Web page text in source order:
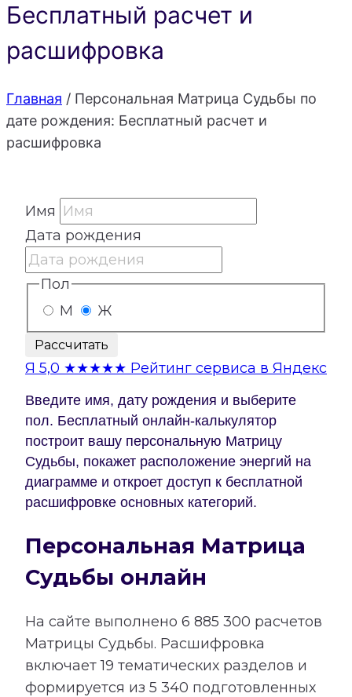
Бесплатный расчет и
расшифровка
Главная / Персональная Матрица Судьбы по
дате рождения: Бесплатный расчет и
расшифровка
Имя
Дата рождения
Пол
М
Ж
Рассчитать
Я 5,0 ★★★★★ Рейтинг сервиса в Яндекс
Введите имя, дату рождения и выберите
пол. Бесплатный онлайн-калькулятор
построит вашу персональную Матрицу
Судьбы, покажет расположение энергий на
диаграмме и откроет доступ к бесплатной
расшифровке основных категорий.
Персональная Матрица
Судьбы онлайн
На сайте выполнено 6 885 300 расчетов
Матрицы Судьбы. Расшифровка
включает19 тематических разделов и
формируется из 5 340 подготовленных